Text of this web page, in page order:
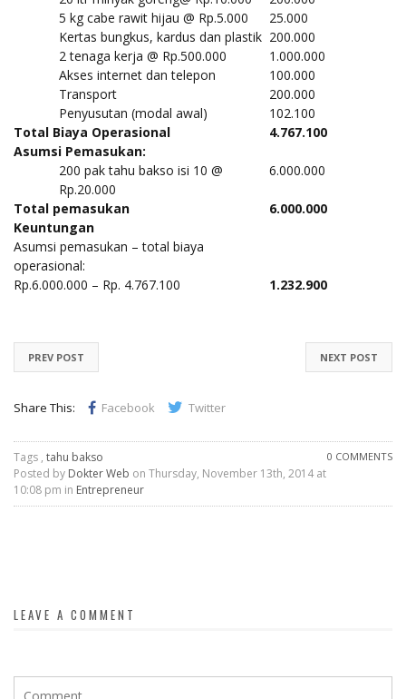
5 kg cabe rawit hijau @ Rp.5.000
25.000
Kertas bungkus, kardus dan plastik 200.000
2 tenaga kerja @ Rp.500.000
1.000.000
Akses internet dan telepon
100.000
Transport
200.000
Penyusutan (modal awal)
102.100
Total Biaya Operasional
4.767.100
Asumsi Pemasukan:
200 pak tahu bakso isi 10 @
Rp.20.000
6.000.000
Total pemasukan
6.000.000
Keuntungan
Asumsi pemasukan – total biaya
operasional:
Rp.6.000.000 – Rp. 4.767.100
1.232.900
NEXT POST
PREV POST
Share This: Facebook Twitter
0 COMMENTS
Tags , tahu bakso
Posted by Dokter Web on Thursday, November 13th, 2014 at
10:08 pm in Entrepreneur
LEAVE A COMMENT